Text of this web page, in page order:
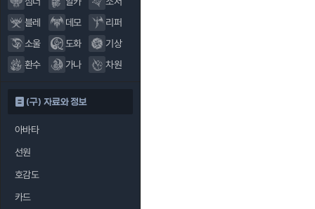
블레
데모
리퍼
소울
도화
기상
환수
가나 차원
(구) 자료와 정보
아바타
선원
호감도
카드